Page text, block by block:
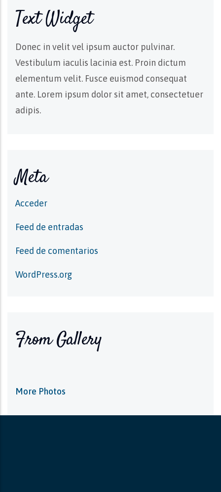
Text Widget
Donec in velit vel ipsum auctor pulvinar.
Vestibulum iaculis lacinia est. Proin dictum
elementum velit. Fusce euismod consequat
ante. Lorem ipsum dolor sit amet, consectetuer
adipis.
Meta
Acceder
Feed de entradas
Feed de comentarios
WordPress.org
From Gallery
More Photos